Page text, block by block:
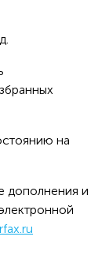
на
дополнения и